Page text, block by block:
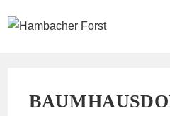
Inhalt